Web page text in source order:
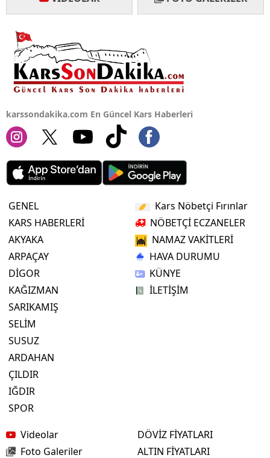
Osmaniye
karssondakika.com En Güncel Kars Haberleri
GENEL
KARS HABERLERİ
AKYAKA
ARPAÇAY
DİGOR
KAĞIZMAN
SARIKAMIŞ
SELİM
SUSUZ
ARDAHAN
ÇILDIR
IĞDIR
SPOR
Kars Nöbetçi Fırınlar
NÖBETÇİ ECZANELER
NAMAZ VAKİTLERİ
HAVA DURUMU
KÜNYE
İLETİŞİM
Videolar
Foto Galeriler
DÖVİZ FİYATLARI
ALTIN FİYATLARI